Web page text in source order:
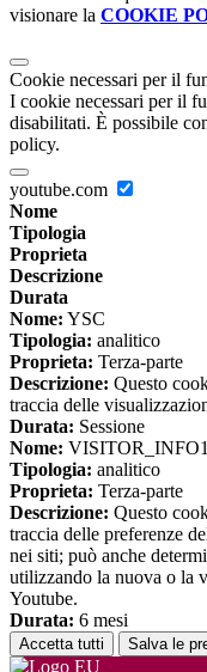
visionare la COOKIE
Cookie necessari per il
I cookie necessari per il
disabilitati. È possibile
policy.
youtube.com
Nome
Tipologia
Proprieta
Descrizione
Durata
Nome: YSC
Tipologia: analitico
Proprieta: Terza-parte
Descrizione: Questo
traccia delle
Durata: Sessione
Nome:
Tipologia: analitico
Proprieta: Terza-parte
Descrizione: Questo
traccia delle preferenze
nei siti; può anche
utilizzando la nuova o la
Youtube.
Durata: 6 mesi
Accetta tutti Salva le